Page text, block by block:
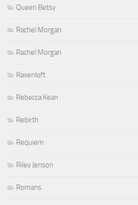
Queen Betsy
Rachel Morgan
Rachel Morgan
Ravenloft
Rebecca Kean
Rebirth
Requiem
Riley Jenson
Romans